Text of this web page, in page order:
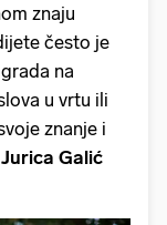
znaju
često je
na
u vrtu ili
znanje i
Jurica Galić